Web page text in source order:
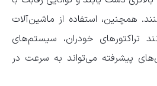
همچنین، استفاده از ماشین‌آلات
تراکتورهای خودران، سیستم‌های
پیشرفته می‌تواند به سرعت در